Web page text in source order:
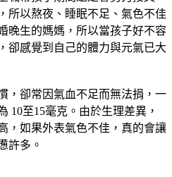
所以熬夜、睡眠不足、氣色不佳
晚生的媽媽，所以當孩子好不容
卻感覺到自己的體力與元氣已大
，卻常因氣血不足而無法捐，一
10至15毫克。由於生理差異，
，如果外表氣色不佳，真的會讓
許多。